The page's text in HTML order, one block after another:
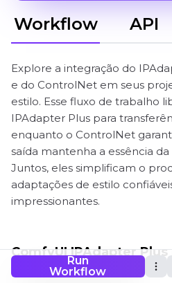
Run
Workflow
Workflow API
Explore a integração do
e do ControlNet em seus
estilo. Esse fluxo de trabalho
IPAdapter Plus para
enquanto o ControlNet
saída mantenha a essência
Juntos, eles simplificam o
adaptações de estilo
impressionantes.
ComfyUI IPAdapter
Fluxo de Trabalho